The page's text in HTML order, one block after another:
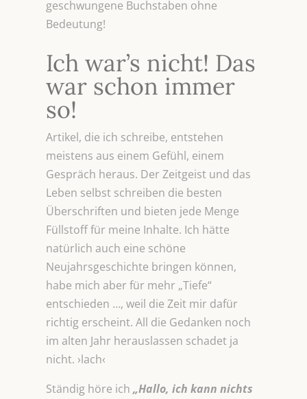
geschwungene Buchstaben ohne
Bedeutung!
Ich war’s nicht! Das
war schon immer
so!
Artikel, die ich schreibe, entstehen
meistens aus einem Gefühl, einem
Gespräch heraus. Der Zeitgeist und das
Leben selbst schreiben die besten
Überschriften und bieten jede Menge
Füllstoff für meine Inhalte. Ich hätte
natürlich auch eine schöne
Neujahrsgeschichte bringen können,
habe mich aber für mehr „Tiefe“
entschieden …, weil die Zeit mir dafür
richtig erscheint. All die Gedanken noch
im alten Jahr herauslassen schadet ja
nicht. ›lach‹
Ständig höre ich „Hallo, ich kann nichts